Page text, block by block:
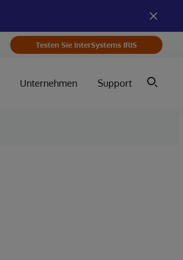
Testen Sie InterSystems IRIS
Unternehmen Support